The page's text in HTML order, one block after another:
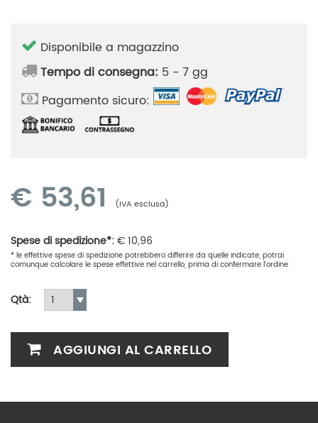
Disponibile a magazzino
Tempo di consegna: 5 - 7 gg
Pagamento sicuro:
€ 53,61 (IVA esclusa)
Spese di spedizione*:€10,96
* le effettive spese di spedizione potrebbero differire da quelle indicate, potrai
comunque calcolare le spese effettive nel carrello, prima di confermare l'ordine
Qtà:
AGGIUNGI AL CARRELLO